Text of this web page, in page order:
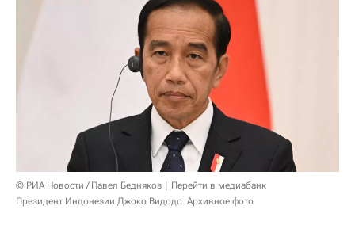
© РИА Новости / Павел Бедняков
Перейти в медиабанк
Президент Индонезии Джоко Видодо. Архивное фото